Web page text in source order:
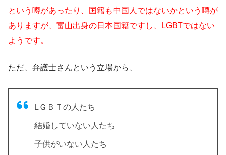
という噂があったり、国籍も中国人ではないかという噂が
ありますが、富山出身の日本国籍ですし、LGBTではない
ようです。
ただ、弁護士さんという立場から、
LＧＢＴの人たち
結婚していない人たち
子供がいない人たち